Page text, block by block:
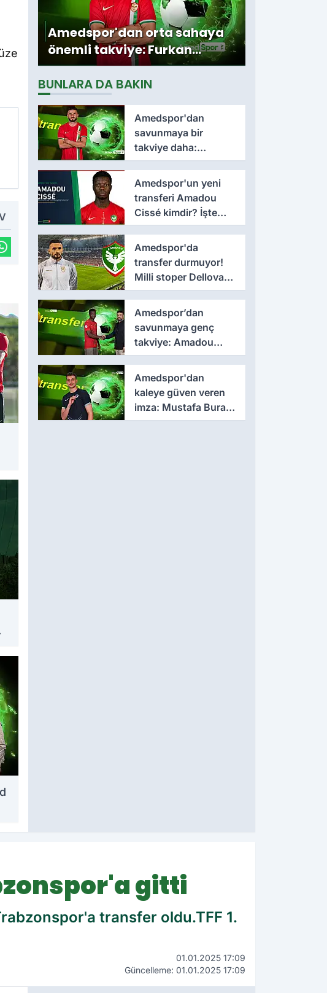
Amedspor'dan orta sahaya
önemli takviye: Furkan
Soyalp ile sözleşme
imzalandı
BUNLARA DA BAKIN
Amedspor'dan
savunmaya bir
takviye daha:
Lumbardh Dellova ile
3 yıllık imza
Amedspor'un yeni
transferi Amadou
Cissé kimdir? İşte
kariyeri ve forma
giydiği takımlar
Amedspor'da
transfer durmuyor!
Milli stoper Dellova
imza için Türkiye'ye
geldi
Amedspor’dan
savunmaya genç
takviye: Amadou
Cissé ile 3 yıllık
sözleşme
Amedspor'dan
kaleye güven veren
imza: Mustafa Burak
Bozan resmen
gitti
transfer oldu.TFF 1.
01.01.2025 17:09
Güncelleme: 01.01.2025 17:09